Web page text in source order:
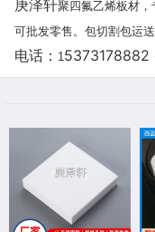
庚泽轩聚四氟乙烯板材
可批发零售。包切割包运
电话： 1